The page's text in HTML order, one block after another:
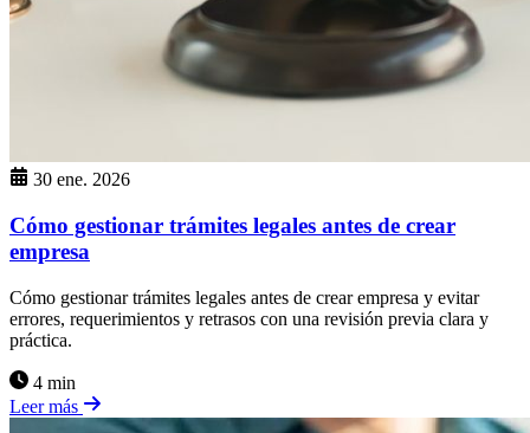
30 ene. 2026
Cómo gestionar trámites legales antes de crear
empresa
Cómo gestionar trámites legales antes de crear empresa y evitar
errores, requerimientos y retrasos con una revisión previa clara y
práctica.
4 min
Leer más